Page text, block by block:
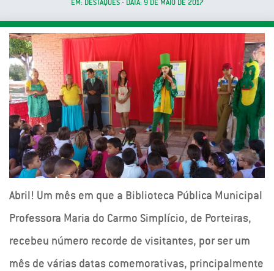
EM: DESTAQUES - DATA: 9 DE MAIO DE 2017
Abril! Um mês em que a Biblioteca Pública Municipal
Professora Maria do Carmo Simplício, de Porteiras,
recebeu número recorde de visitantes, por ser um
mês de várias datas comemorativas, principalmente